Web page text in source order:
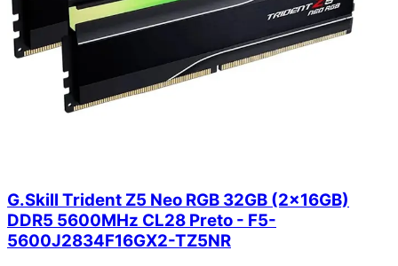
G.Skill Trident Z5 Neo RGB 32GB (2x16GB)
DDR5 5600MHz CL28 Preto - F5-
5600J2834F16GX2-TZ5NR